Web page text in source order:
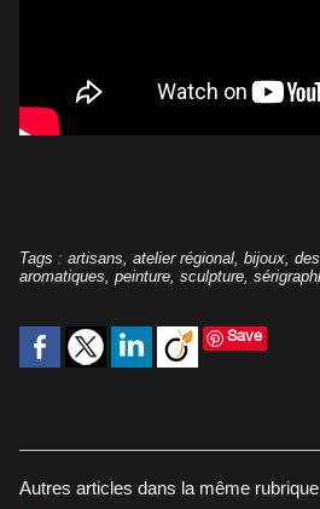
Tags : artisans, atelier régional, bijoux,
aromatiques, peinture, sculpture,
Save
Autres articles dans la même